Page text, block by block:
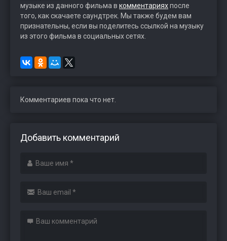
музыке из данного фильма в комментарияхпосле
того, как скачаете саундтрек. Мы также будем вам
признательны, если вы поделитесь ссылкой на музыку
из этого фильма в социальных сетях.
Комментариев пока что нет.
Добавить комментарий